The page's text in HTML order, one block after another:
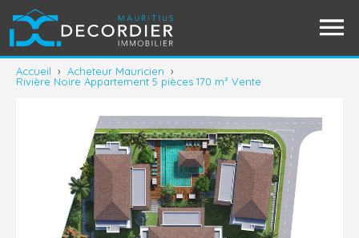
Accueil › Acheteur Mauricien ›
Rivière Noire Appartement 5 pièces 170 m² Vente